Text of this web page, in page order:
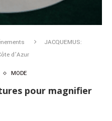
JACQUEMUS:
d’Azur
MODE
pour magnifier